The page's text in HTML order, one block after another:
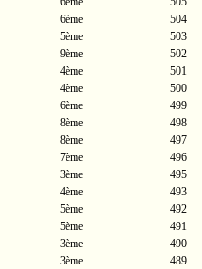
6ème 504
5ème 503
9ème 502
4ème 501
4ème 500
6ème 499
8ème 498
8ème 497
7ème 496
3ème 495
4ème 493
5ème 492
5ème 491
3ème 490
3ème 489